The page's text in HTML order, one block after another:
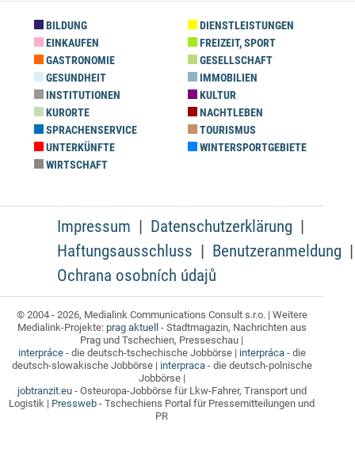
BILDUNG
DIENSTLEISTUNGEN
EINKAUFEN
FREIZEIT, SPORT
GASTRONOMIE
GESELLSCHAFT
GESUNDHEIT
IMMOBILIEN
INSTITUTIONEN
KULTUR
KURORTE
NACHTLEBEN
SPRACHENSERVICE
TOURISMUS
UNTERKÜNFTE
WINTERSPORTGEBIETE
WIRTSCHAFT
Impressum
Datenschutzerklärung
Haftungsausschluss
Benutzeranmeldung
Ochrana osobních údajů
© 2004 - 2026, Medialink Communications Consult s.r.o. | Weitere
Medialink-Projekte: prag aktuell - Stadtmagazin, Nachrichten aus
Prag und Tschechien, Presseschau |
interpráce- die deutsch-tschechische Jobbörse | interpráca- die
deutsch-slowakische Jobbörse | interpraca- die deutsch-polnische
Jobbörse |
jobtranzit.eu- Osteuropa-Jobbörse für Lkw-Fahrer, Transport und
Logistik | Pressweb - Tschechiens Portal für Pressemitteilungen und
PR